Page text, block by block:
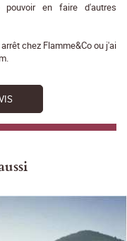
pouvoir en faire d'autres
chez Flamme&Co ou j'ai